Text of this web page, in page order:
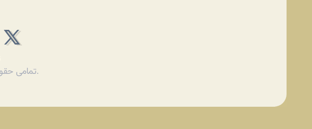
تمامی حقوق برای عصیان محفوظ است.